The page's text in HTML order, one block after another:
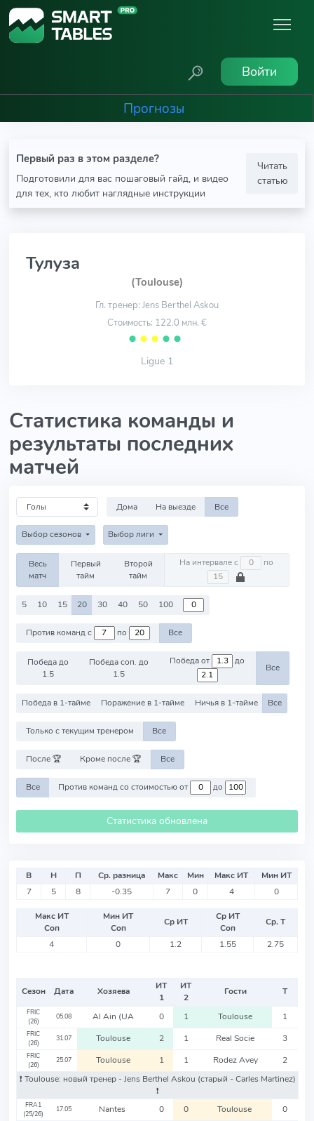
Войти
Прогнозы
Первый раз в этом разделе?
Подготовили для вас пошаговый гайд, и видео
для тех, кто любит наглядные инструкции
Читать
статью
Тулуза
(Toulouse)
Гл. тренер: Jens Berthel Askou
Стоимость: 122.0 млн. €
⬤ ⬤ ⬤ ⬤ ⬤
Ligue 1
Статистика команды и
результаты последних
матчей
Дома На выезде Все
Выбор сезонов Выбор лиги
Весь
матч
Первый
тайм
Второй
тайм
На интервале с по
5 10 15 20 30 40 50 100
Против команд с по Все
Победа до
1.5
Победа соп. до
1.5
Победа от до
Все
Победа в 1-тайме Поражение в 1-тайме Ничья в 1-тайме Все
Только с текущим тренером Все
После 🏆 Кроме после 🏆 Все
Все Против команд со стоимостью от до
Статистика обновлена
В Н П Ср. разница Макс Мин Макс ИТ
Мин ИТ
7
5 8 -0.35 7 0 4 0
Макс ИТ
Соп
Мин ИТ
Соп
Ср ИТ
Ср ИТ
Соп
Ср. Т
4
0 1.2 1.55 2.75
Сезон Дата Хозяева
ИТ
1
ИТ
2
Гости Т
FRIC
(26)
05.08 Al Ain (UA 0 1 Toulouse 1
FRIC
(26)
31.07 Toulouse 2 1 Real Socie 3
FRIC
(26)
25.07 Toulouse 1 1 Rodez Avey
2
❗️ Toulouse: новый тренер - Jens Berthel Askou (старый - Carles Martinez)
❗️
FRA1
(25/26)
17.05 Nantes 0 0 Toulouse 0